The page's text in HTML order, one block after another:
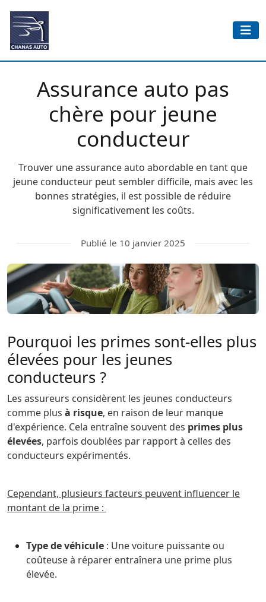
Assurance auto pas
chère pour jeune
conducteur
Trouver une assurance auto abordable en tant que
jeune conducteur peut sembler difficile, mais avec les
bonnes stratégies, il est possible de réduire
significativement les coûts.
Publié le 10 janvier 2025
Pourquoi les primes sont-elles plus
élevées pour les jeunes
conducteurs ?
Les assureurs considèrent les jeunes conducteurs
comme plus à risque, en raison de leur manque
d'expérience. Cela entraîne souvent des primes plus
élevées, parfois doublées par rapport à celles des
conducteurs expérimentés.
Cependant, plusieurs facteurs peuvent influencer le
montant de la prime :
Type de véhicule : Une voiture puissante ou
coûteuse à réparer entraînera une prime plus
élevée.​